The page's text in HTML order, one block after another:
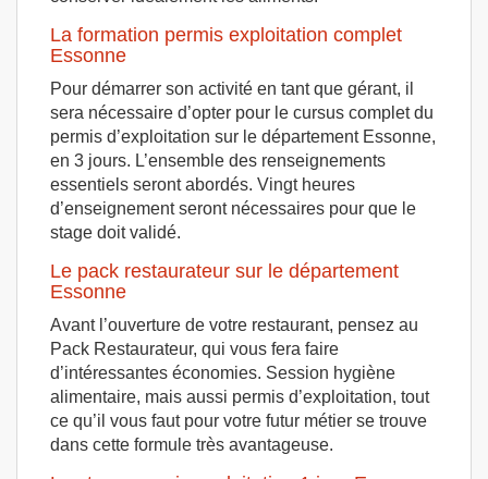
La formation permis exploitation complet
Essonne
Pour démarrer son activité en tant que gérant, il
sera nécessaire d’opter pour le cursus complet du
permis d’exploitation sur le département Essonne,
en 3 jours. L’ensemble des renseignements
essentiels seront abordés. Vingt heures
d’enseignement seront nécessaires pour que le
stage doit validé.
Le pack restaurateur sur le département
Essonne
Avant l’ouverture de votre restaurant, pensez au
Pack Restaurateur, qui vous fera faire
d’intéressantes économies. Session hygiène
alimentaire, mais aussi permis d’exploitation, tout
ce qu’il vous faut pour votre futur métier se trouve
dans cette formule très avantageuse.